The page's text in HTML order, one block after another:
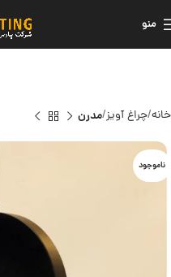
منو
خانه چراغ آویز مدرن
ناموجود